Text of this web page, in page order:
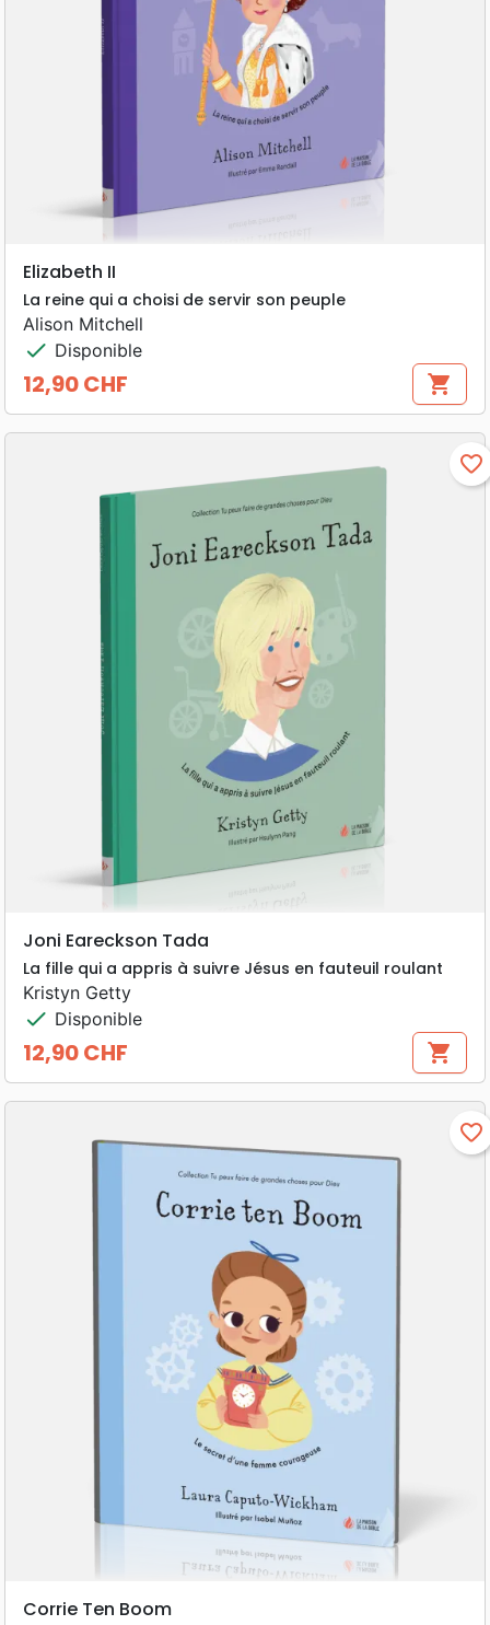
Elizabeth II
La reine qui a choisi de servir son peuple
Alison Mitchell
check Disponible
Prix
12,90 CHF shopping_cart
favorite_border
Joni Eareckson Tada
La fille qui a appris à suivre Jésus en fauteuil roulant
Kristyn Getty
check Disponible
Prix
12,90 CHF shopping_cart
favorite_border
Corrie Ten Boom